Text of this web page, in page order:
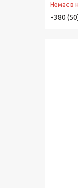
Немає в
+380